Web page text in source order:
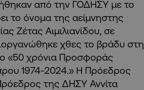
από την ΓΟΔΗΣΥ με το
το όνομα της αείμνηστης
Ζέτας Αιμιλιανίδου, σε
χθες το βράδυ στη
«50 χρόνια Προσφοράς
1974-2024.» Η Πρόεδρος
της ΔΗΣΥ Αννίτα